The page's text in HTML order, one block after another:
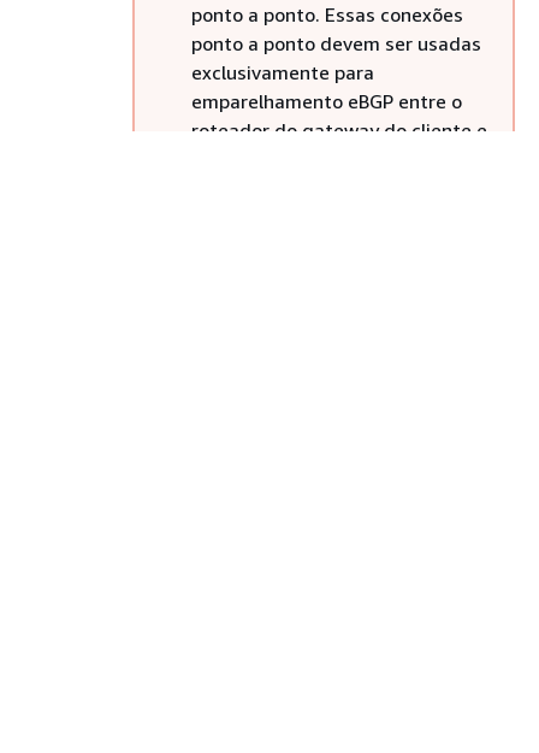
ponto a ponto. Essas conexões
ponto a ponto devem ser usadas
exclusivamente para
emparelhamento eBGP entre o
roteador do gateway do cliente e